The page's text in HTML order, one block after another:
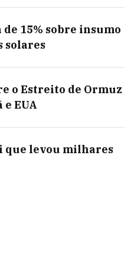
15% sobre insumo
solares
o Estreito de Ormuz
EUA
que levou milhares